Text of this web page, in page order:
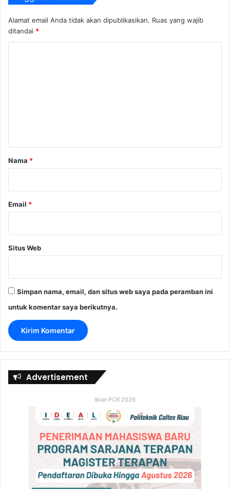
Alamat email Anda tidak akan dipublikasikan. Ruas yang wajib
ditandai *
r
Nama *
Email *
Situs Web
Simpan nama, email, dan situs web saya pada peramban ini
untuk komentar saya berikutnya.
Advertisement
Iklan PCR 2026